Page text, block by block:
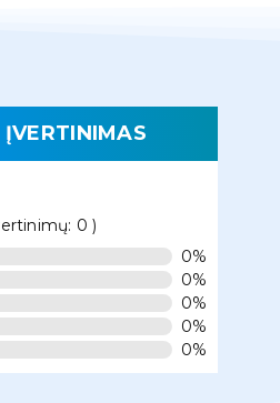
0 )
0%
0%
0%
0%
0%